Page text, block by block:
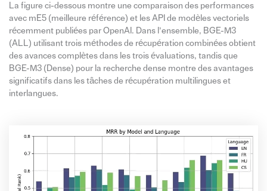
La figure ci-dessous montre une comparaison des performances
avec mE5 (meilleure référence) et les API de modèles vectoriels
récemment publiées par OpenAI. Dans l’ensemble, BGE-M3
(ALL) utilisant trois méthodes de récupération combinées obtient
des avances complètes dans les trois évaluations, tandis que
BGE-M3 (Dense) pour la recherche dense montre des avantages
significatifs dans les tâches de récupération multilingues et
interlangues.